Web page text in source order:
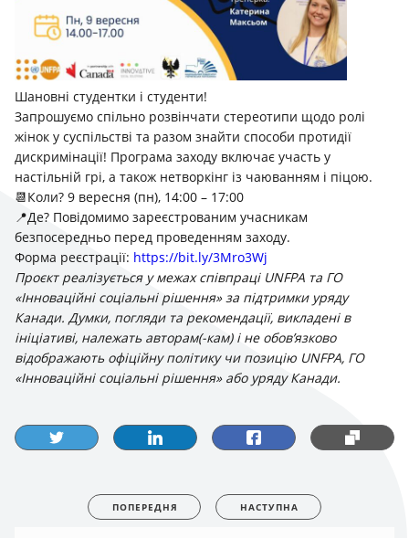
Шановні студентки і студенти!
Запрошуємо спільно розвінчати стереотипи щодо ролі
жінок у суспільстві та разом знайти способи протидії
дискримінації! Програма заходу включає участь у
настільній грі, а також нетворкінг із чаюванням і піцою.
📆Коли? 9 вересня (пн), 14:00 – 17:00
📍Де? Повідомимо зареєстрованим учасникам
безпосередньо перед проведенням заходу.
Форма реєстрації: https://bit.ly/3Mro3Wj
Проєкт реалізується у межах співпраці UNFPA та ГО
«Інноваційні соціальні рішення» за підтримки уряду
Канади. Думки, погляди та рекомендації, викладені в
ініціативі, належать авторам(-кам) і не обов’язково
відображають офіційну політику чи позицію UNFPA, ГО
«Інноваційні соціальні рішення» або уряду Канади.
ПОПЕРЕДНЯ НАСТУПНА